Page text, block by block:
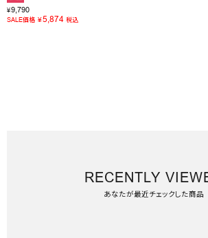
¥9,790
SALE価格 ¥5,874 税込
RECENTLY
あなたが最近チェックした商品